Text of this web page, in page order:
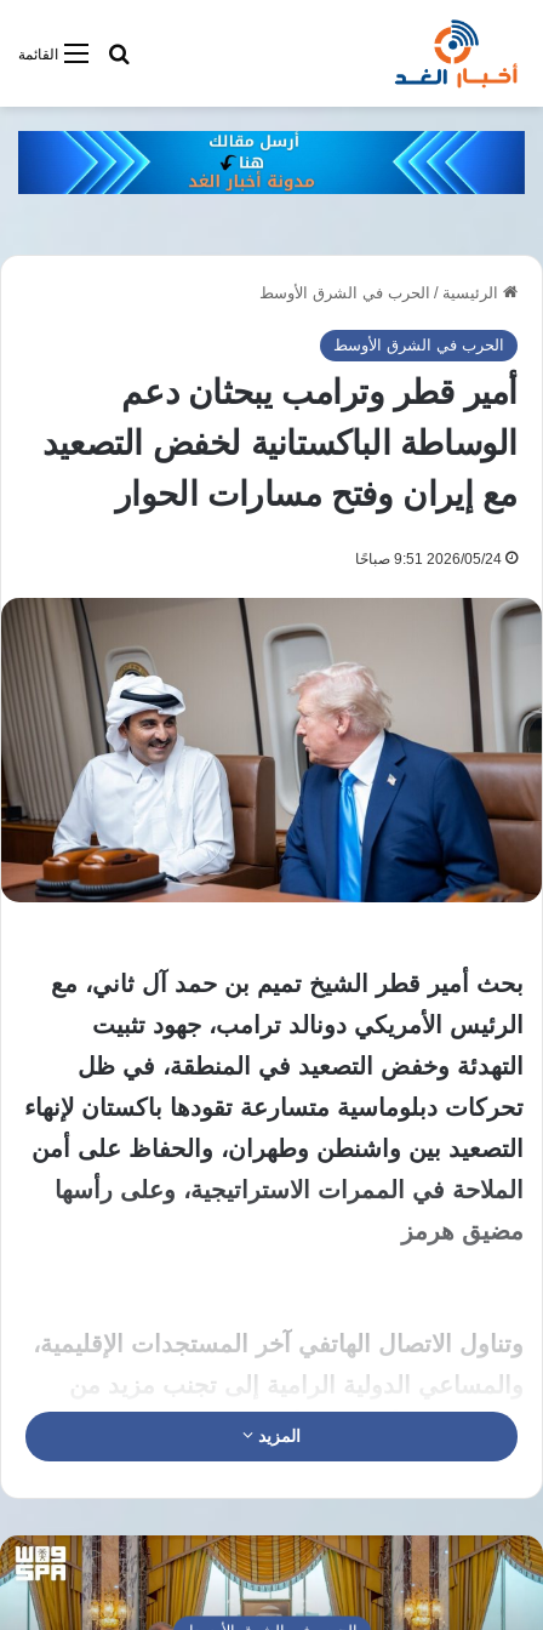
القائمةأبحت فى
الرئيسية / الحرب في الشرق الأوسط
الحرب في الشرق الأوسط
أمير قطر وترامب يبحثان دعم
الوساطة الباكستانية لخفض التصعيد
مع إيران وفتح مسارات الحوار
2026/05/24 9:51 صباحًا
بحث أمير قطر الشيخ تميم بن حمد آل ثاني، مع
الرئيس الأمريكي دونالد ترامب، جهود تثبيت
التهدئة وخفض التصعيد في المنطقة، في ظل
تحركات دبلوماسية متسارعة تقودها باكستان لإنهاء
التصعيد بين واشنطن وطهران، والحفاظ على أمن
الملاحة في الممرات الاستراتيجية، وعلى رأسها
مضيق هرمز
وتناول الاتصال الهاتفي آخر المستجدات الإقليمية،
والمساعي الدولية الرامية إلى تجنب مزيد من
التوتر، مع التأكيد على أهمية دعم جهود الوساطة
الباكستانية، ومواصلة مسارات الحوار لمعالجة
والدبلوماسية.
دعم الحوار وصون أمن الملاحة
المزيد